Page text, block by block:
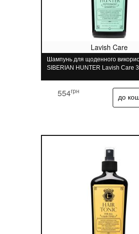
Lavish Care
Шампунь для щоденного
SIBERIAN HUNTER Lavish Care
554грн